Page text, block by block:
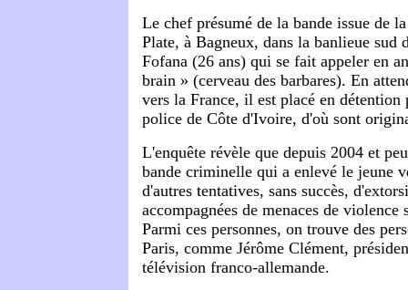
Le chef présumé de la bande issue de
Plate, à Bagneux, dans la banlieue sud
Fofana (26 ans) qui se fait appeler en
brain » (cerveau des barbares). En
vers la France, il est placé en
police de Côte d'Ivoire, d'où sont
L'enquête révèle que depuis 2004 et
bande criminelle qui a enlevé le jeune
d'autres tentatives, sans succès,
accompagnées de menaces de violence
Parmi ces personnes, on trouve des
Paris, comme Jérôme Clément,
télévision franco-allemande.